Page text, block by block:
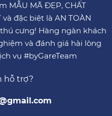
MẪU MÃ ĐẸP, CHẤT
và đặc biệt là AN TOÀN
cưng! Hàng ngàn khách
và đánh giá hài lòng
vụ #byGareTeam
hỗ trợ?